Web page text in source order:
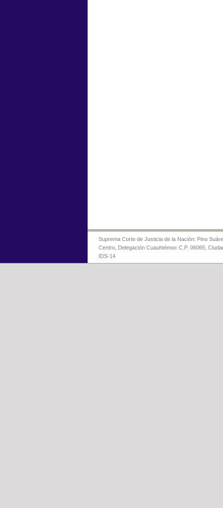
Suprema Corte de Justicia de la Nación: Pino
Centro, Delegación Cuauhtémoc C.P. 06065,
IDS-14